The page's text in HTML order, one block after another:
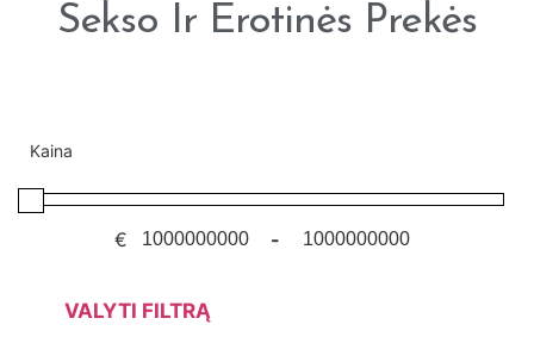
Sekso Ir Erotinės Prekės
Kaina
€ -
VALYTI FILTRĄ